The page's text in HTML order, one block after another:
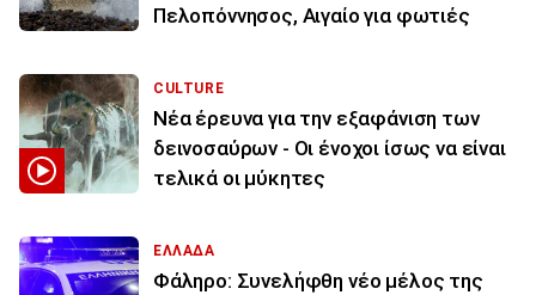
Πελοπόννησος, Αιγαίο για φωτιές
CULTURE
Νέα έρευνα για την εξαφάνιση των
δεινοσαύρων - Οι ένοχοι ίσως να είναι
τελικά οι μύκητες
ΕΛΛΑΔΑ
Φάληρο: Συνελήφθη νέο μέλος της